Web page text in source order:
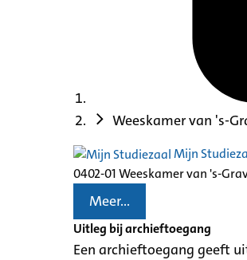
Weeskamer van 's-
Mijn
0402-01 Weeskamer van 's-
Meer...
Uitleg bij archieftoegang
Een archieftoegang geeft